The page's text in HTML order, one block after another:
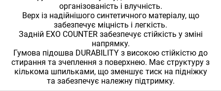
організованість і влучність.
Верх із надійнішого синтетичного матеріалу, що
забезпечує міцність і легкість.
Задній EXO COUNTER забезпечує стійкість у зміні
напрямку.
Гумова підошва DURABILITY з високою стійкістю до
стирання та зчеплення з поверхнею. Має структуру з
кількома шпильками, що зменшує тиск на підніжку
та забезпечує належну підтримку.